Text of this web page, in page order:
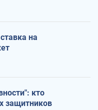
на
кто
защитников